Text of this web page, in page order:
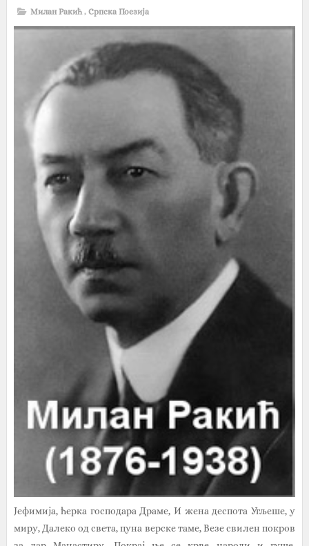
Милан Ракић , Српска Поезија
Јефимија, ћерка господара Драме, И жена деспота Угљеше, у
миру, Далеко од света, пуна верске таме, Везе свилен покров